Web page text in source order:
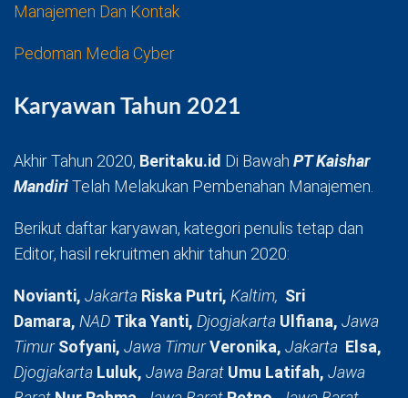
Manajemen Dan Kontak
Pedoman Media Cyber
Karyawan Tahun 2021
Akhir Tahun 2020, Beritaku.id Di Bawah PT Kaishar
MandiriTelah Melakukan Pembenahan Manajemen.
Berikut daftar karyawan, kategori penulis tetap dan
Editor, hasil rekruitmen akhir tahun 2020:
Novianti, Jakarta Riska Putri, Kaltim, Sri
Damara, NAD Tika Yanti, Djogjakarta Ulfiana, Jawa
TimurSofyani, Jawa TimurVeronika, Jakarta Elsa,
Djogjakarta Luluk, Jawa Barat Umu Latifah, Jawa